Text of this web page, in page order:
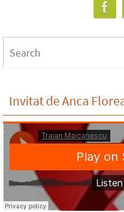
Invitat de Anca